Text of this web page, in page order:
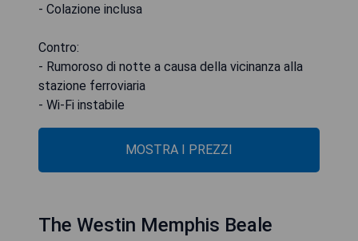
- Colazione inclusa
Contro:
- Rumoroso di notte a causa della vicinanza alla
stazione ferroviaria
- Wi-Fi instabile
MOSTRA I PREZZI
The Westin Memphis Beale